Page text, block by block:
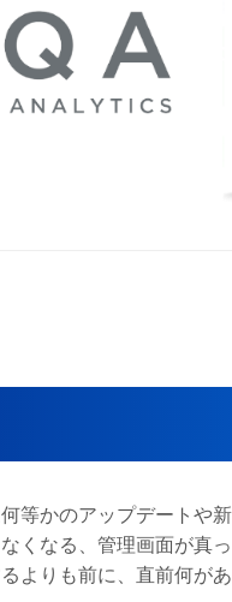
等かのアップデートや
くなる、管理画面が真
よりも前に、直前何が